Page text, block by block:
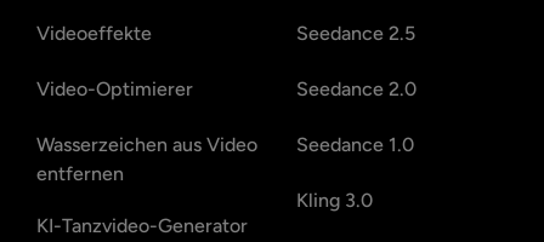
Videoeffekte
Video-Optimierer
Wasserzeichen aus Video
entfernen
KI-Tanzvideo-Generator
Seedance 2.5
Seedance 2.0
Seedance 1.0
Kling 3.0